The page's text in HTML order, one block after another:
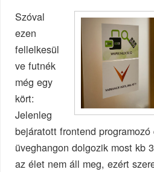
Szóval
ezen
fellelkesül
ve futnék
még egy
kört:
Jelenleg
bejáratott frontend
üveghangon dolgozik most kb
az élet nem áll meg, ezért